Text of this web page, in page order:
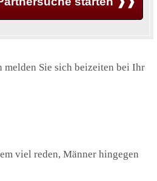
melden Sie sich beizeiten bei Ihr
viel reden, Männer hingegen